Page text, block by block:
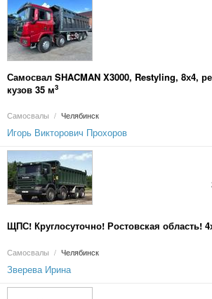
Самосвал SHACMAN X3000, Restyling, 8х4,
кузов 35 м3
Самосвалы / Челябинск
Игорь Викторович Прохоров
ЩПС! Круглосуточно! Ростовская область!
Самосвалы / Челябинск
Зверева Ирина